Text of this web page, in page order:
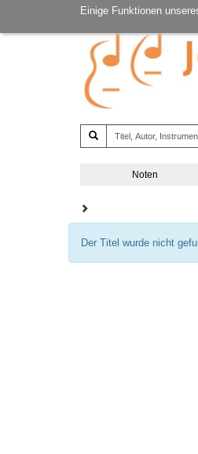
Einige Funktionen
Noten
Der Titel wurde nicht